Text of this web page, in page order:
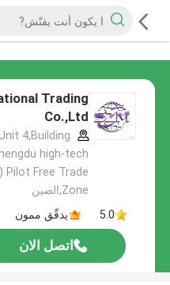
Trading
Co.,Ltd
4,Building
high-tech
Pilot Free Trade
Zone,الصين
5.0
يدقّق ممون
اتصل الان